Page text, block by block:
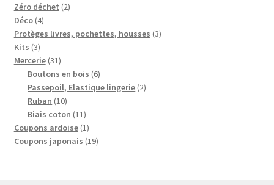
Zéro déchet 22
Déco 44
produits
Protèges livres, pochettes, housses 33
Kits 33
produits
Mercerie 3131
produits
Boutons en bois 66
produits
Passepoil, Elastique lingerie 22
Ruban 1010
produits
Biais coton 1111
produits
Coupons ardoise 11
produit
Coupons japonais 1919